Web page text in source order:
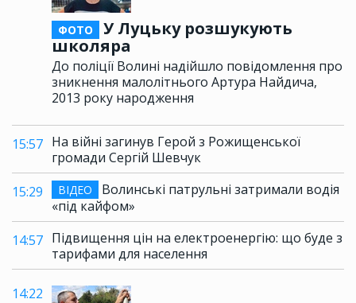
ФОТО
У Луцьку розшукують
школяра
До поліції Волині надійшло повідомлення про
зникнення малолітнього Артура Найдича,
2013 року народження
15:57 На війні загинув Герой з Рожищенської
громади Сергій Шевчук
15:29
ВІДЕО
Волинські патрульні затримали водія
«під кайфом»
14:57 Підвищення цін на електроенергію: що буде з
тарифами для населення
14:22